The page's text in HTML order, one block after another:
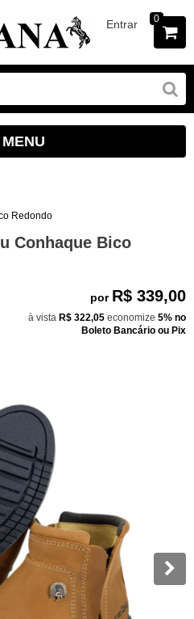
Entrar 0
MENU
Redondo
Conhaque Bico
por R$ 339,00
à vista R$ 322,05 economize 5% no
Boleto Bancário ou Pix